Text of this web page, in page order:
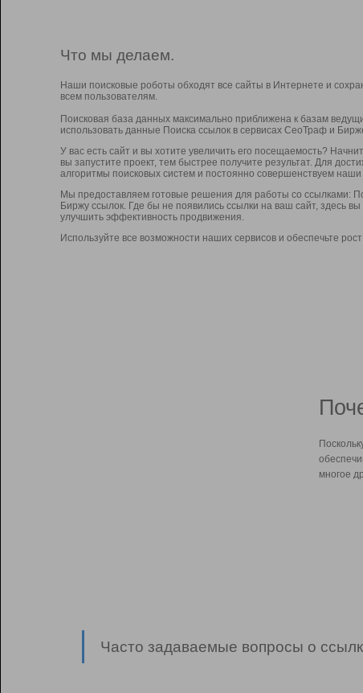
Что мы делаем.
Наши поисковые роботы обходят все сайты в Интернете и
всем пользователям.
Поисковая база данных максимально приближена к базам
использовать данные Поиска ссылок в сервисах СеоТраф и
У вас есть сайт и вы хотите увеличить его посещаемость?
вы запустите проект, тем быстрее получите результат. Для
алгоритмы поисковых систем и постоянно совершенствуем наши
Мы предоставляем готовые решения для работы со ссылками:
Биржу ссылок. Где бы не появились ссылки на ваш сайт, здесь
улучшить эффективность продвижения.
Используйте все возможности наших сервисов и обеспечьте
многое
Часто задаваемые вопросы о